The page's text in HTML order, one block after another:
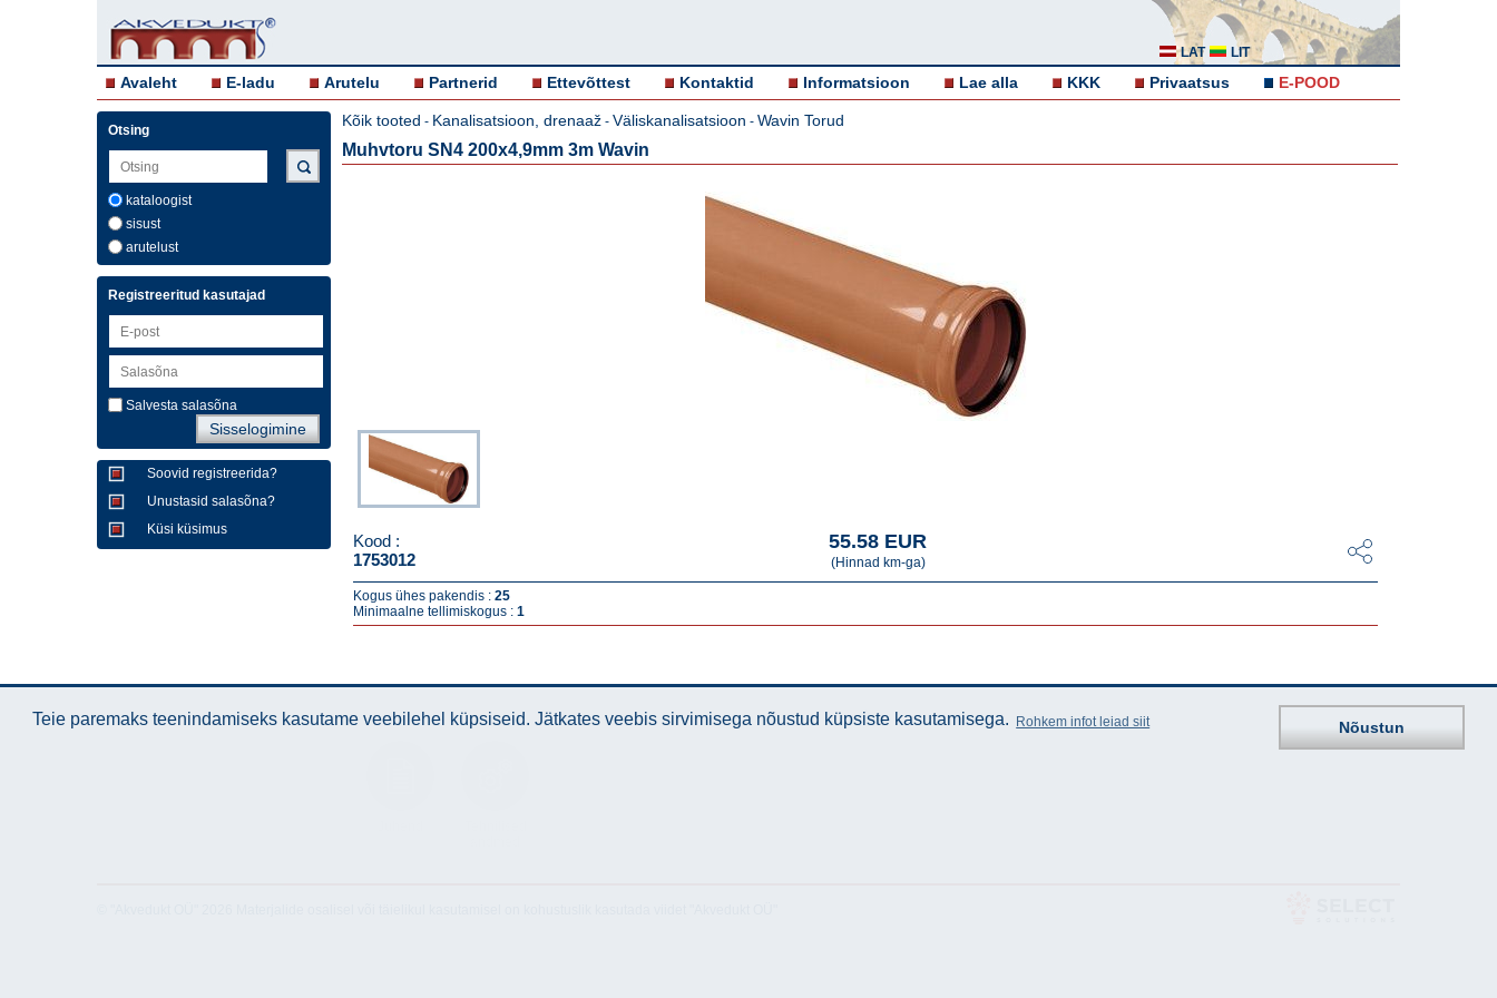
LAT LIT
Avaleht E-ladu Arutelu Partnerid Ettevõttest Kontaktid Informatsioon Lae alla KKK Privaatsus E-POOD
Otsing
kataloogist
sisust
arutelust
Registreeritud kasutajad
Salvesta salasõna
Soovid registreerida?
Unustasid salasõna?
Küsi küsimus
Kõik tooted - Kanalisatsioon, drenaaž - Väliskanalisatsioon - Wavin Torud
Muhvtoru SN4 200x4,9mm 3m Wavin
Kood :
1753012
55.58 EUR
(Hinnad km-ga)
Kogus ühes pakendis : 25
Minimaalne tellimiskogus : 1
Teie paremaks teenindamiseks kasutame veebilehel küpsiseid. Jätkates veebis sirvimisega nõustud küpsiste kasutamisega. Rohkem infot leiad siit Nõustun